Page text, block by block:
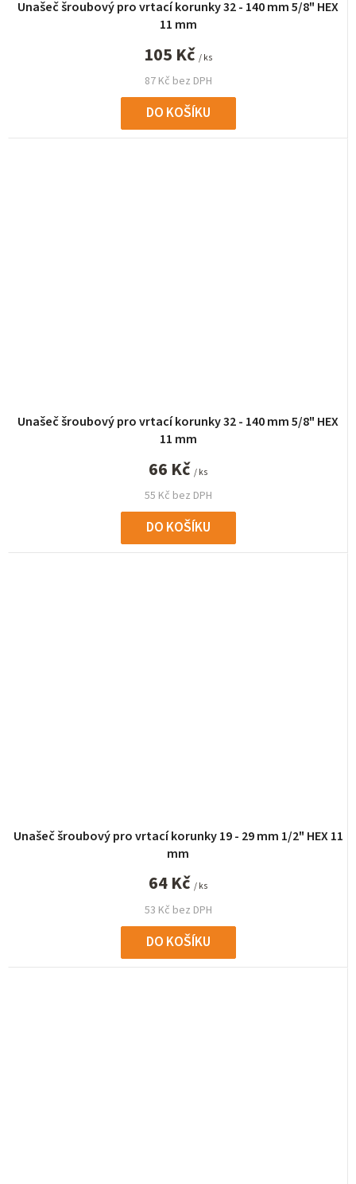
Unašeč šroubový pro vrtací korunky 32 - 140 mm 5/8" HEX
11 mm
87 Kč bez DPH
105 Kč / ks
DO KOŠÍKU
Unašeč šroubový pro vrtací korunky 32 - 140 mm 5/8" HEX
11 mm
55 Kč bez DPH
66 Kč / ks
DO KOŠÍKU
Unašeč šroubový pro vrtací korunky 19 - 29 mm 1/2" HEX 11
mm
53 Kč bez DPH
64 Kč / ks
DO KOŠÍKU